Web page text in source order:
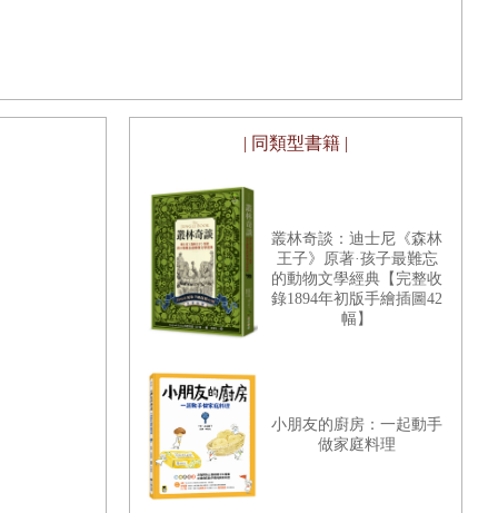
| 同類型書籍 |
叢林奇談：迪士尼《森林
王子》原著·孩子最難忘
的動物文學經典【完整收
錄1894年初版手繪插圖42
幅】
小朋友的廚房：一起動手
做家庭料理